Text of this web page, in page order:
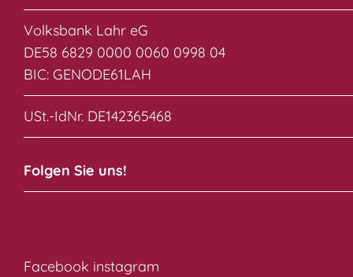
Volksbank Lahr eG
DE58 6829 0000 0060 0998 04
BIC: GENODE61LAH
USt.-IdNr. DE142365468
Folgen Sie uns!
Facebook instagram